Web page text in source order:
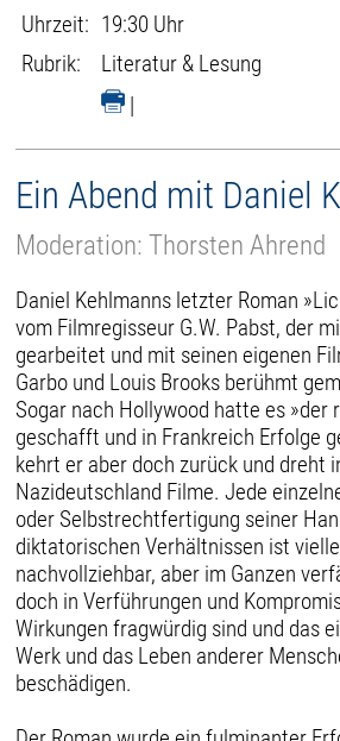
Uhrzeit: 19:30 Uhr
Rubrik:
Literatur & Lesung
|
Ein Abend mit Daniel
Moderation: Thorsten Ahrend
Daniel Kehlmanns letzter Roman
vom Filmregisseur G.W. Pabst, der
gearbeitet und mit seinen eigenen
Garbo und Louis Brooks berühmt
Sogar nach Hollywood hatte es »der
geschafft und in Frankreich Erfolge
kehrt er aber doch zurück und dreht
Nazideutschland Filme. Jede
oder Selbstrechtfertigung seiner
diktatorischen Verhältnissen ist
nachvollziehbar, aber im Ganzen
doch in Verführungen und
Wirkungen fragwürdig sind und das
Werk und das Leben anderer
beschädigen.